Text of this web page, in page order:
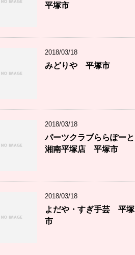
平塚市
2018/03/18
みどりや 平塚市
2018/03/18
パーツクラブららぽーと
湘南平塚店 平塚市
2018/03/18
よだや・すぎ手芸 平塚
市